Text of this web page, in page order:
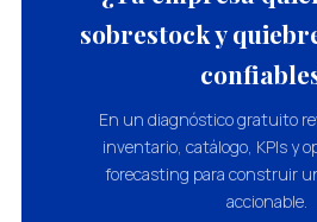
sobrestock y
En un diagnóstico gratuito
inventario, catálogo, KPIs y
forecasting para construir
accionable.